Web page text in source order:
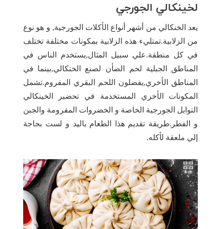
لخينكالي الجورجي
يعد الخنكالي من أشهر أنواع الأكلات الجورجية, و هو نوع
من الزلابية.تمتليء هذه الزلابية بمكونات مختلفة تختلف
في كل منطقة.علي سبيل المثال,يستخدم الناس في
المناطق الجبلية لحم الضأن لصنع الخنكالي,بينما في
المناطق الأخري,يفضلون اللحم البقري المفروم.تشمل
المكونات الأخري المستخدمة في تحضير الخينكالي
التوابل الجورجية الخاصة و الخضروات المفرومة والجبن
و الفطر.طريقة تقديم هذا الطعام باليد و لست بحاجة
إلي ملعقة لأكله.